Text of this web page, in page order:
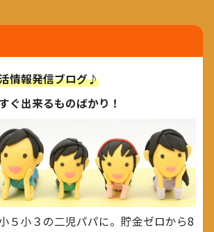
情報発信ブログ♪
ぐ出来るものばかり！
５小３の二児パパに。貯金ゼロから8